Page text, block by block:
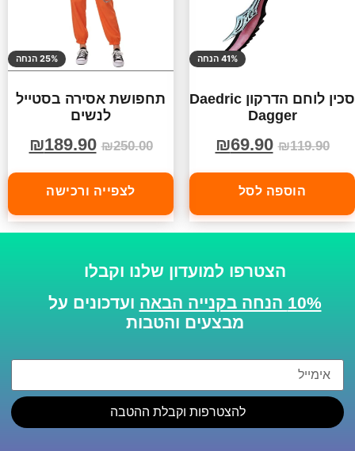
41% הנחה
סכין לוחם הדרקון Daedric
Dagger
₪119.90
₪69.90
הוספה לסל
25% הנחה
תחפושת אסירה בסטייל
לנשים
₪250.00
₪189.90
לצפייה ורכישה
הצטרפו למועדון שלנו וקבלו
10% הנחה בקנייה הבאה
ועדכונים על
מבצעים והטבות
להצטרפות וקבלת ההטבה